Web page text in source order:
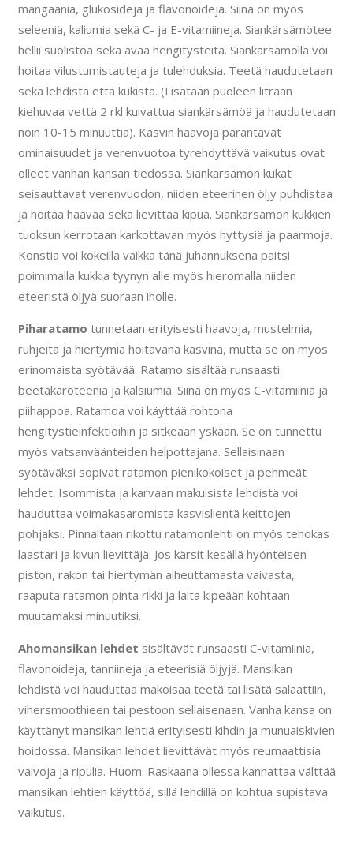
mangaania, glukosideja ja flavonoideja. Siinä on myös
seleeniä, kaliumia sekä C- ja E-vitamiineja. Siankärsämötee
hellii suolistoa sekä avaa hengitysteitä. Siankärsämöllä voi
hoitaa vilustumistauteja ja tulehduksia. Teetä haudutetaan
sekä lehdistä että kukista. (Lisätään puoleen litraan
kiehuvaa vettä 2 rkl kuivattua siankärsämöä ja haudutetaan
noin 10-15 minuuttia). Kasvin haavoja parantavat
ominaisuudet ja verenvuotoa tyrehdyttävä vaikutus ovat
olleet vanhan kansan tiedossa. Siankärsämön kukat
seisauttavat verenvuodon, niiden eteerinen öljy puhdistaa
ja hoitaa haavaa sekä lievittää kipua. Siankärsämön kukkien
tuoksun kerrotaan karkottavan myös hyttysiä ja paarmoja.
Konstia voi kokeilla vaikka tänä juhannuksena paitsi
poimimalla kukkia tyynyn alle myös hieromalla niiden
eteeristä öljyä suoraan iholle.
Piharatamo tunnetaan erityisesti haavoja, mustelmia,
ruhjeita ja hiertymiä hoitavana kasvina, mutta se on myös
erinomaista syötävää. Ratamo sisältää runsaasti
beetakaroteenia ja kalsiumia. Siinä on myös C-vitamiinia ja
piihappoa. Ratamoa voi käyttää rohtona
hengitystieinfektioihin ja sitkeään yskään. Se on tunnettu
myös vatsanväänteiden helpottajana. Sellaisinaan
syötäväksi sopivat ratamon pienikokoiset ja pehmeät
lehdet. Isommista ja karvaan makuisista lehdistä voi
hauduttaa voimakasaromista kasvislientä keittojen
pohjaksi. Pinnaltaan rikottu ratamonlehti on myös tehokas
laastari ja kivun lievittäjä. Jos kärsit kesällä hyönteisen
piston, rakon tai hiertymän aiheuttamasta vaivasta,
raaputa ratamon pinta rikki ja laita kipeään kohtaan
muutamaksi minuutiksi.
Ahomansikan lehdet sisältävät runsaasti C-vitamiinia,
flavonoideja, tanniineja ja eteerisiä öljyjä. Mansikan
lehdistä voi hauduttaa makoisaa teetä tai lisätä salaattiin,
vihersmoothieen tai pestoon sellaisenaan. Vanha kansa on
käyttänyt mansikan lehtiä erityisesti kihdin ja munuaiskivien
hoidossa. Mansikan lehdet lievittävät myös reumaattisia
vaivoja ja ripulia. Huom. Raskaana ollessa kannattaa välttää
mansikan lehtien käyttöä, sillä lehdillä on kohtua supistava
vaikutus.